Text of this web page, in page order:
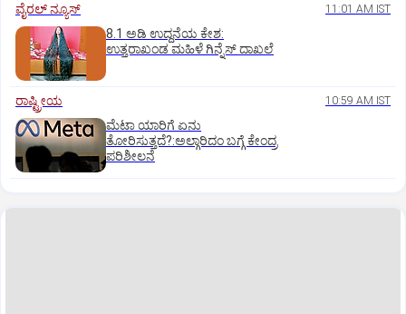
ವೈರಲ್ ನ್ಯೂಸ್ 11:01 AM IST
8.1 ಅಡಿ ಉದ್ದನೆಯ ಕೇಶ:
ಉತ್ತರಾಖಂಡ ಮಹಿಳೆ ಗಿನ್ನೆಸ್‌ ದಾಖಲೆ
ರಾಷ್ಟ್ರೀಯ 10:59 AM IST
ಮೆಟಾ ಯಾರಿಗೆ ಏನು
ತೋರಿಸುತ್ತದೆ?:ಅಲ್ಗಾರಿದಂ ಬಗ್ಗೆ ಕೇಂದ್ರ
ಪರಿಶೀಲನೆ